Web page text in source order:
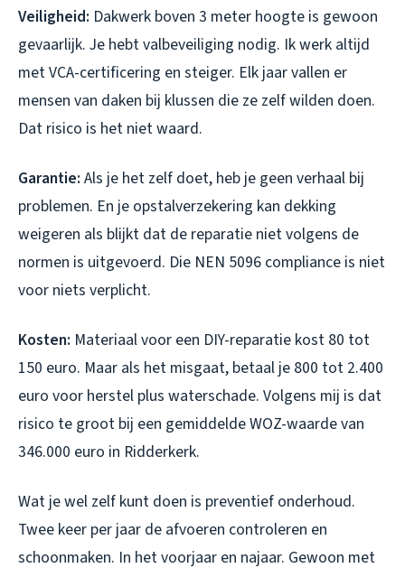
Veiligheid: Dakwerk boven 3 meter hoogte is gewoon
gevaarlijk. Je hebt valbeveiliging nodig. Ik werk altijd
met VCA-certificering en steiger. Elk jaar vallen er
mensen van daken bij klussen die ze zelf wilden doen.
Dat risico is het niet waard.
Garantie: Als je het zelf doet, heb je geen verhaal bij
problemen. En je opstalverzekering kan dekking
weigeren als blijkt dat de reparatie niet volgens de
normen is uitgevoerd. Die NEN 5096 compliance is niet
voor niets verplicht.
Kosten: Materiaal voor een DIY-reparatie kost 80 tot
150 euro. Maar als het misgaat, betaal je 800 tot 2.400
euro voor herstel plus waterschade. Volgens mij is dat
risico te groot bij een gemiddelde WOZ-waarde van
346.000 euro in Ridderkerk.
Wat je wel zelf kunt doen is preventief onderhoud.
Twee keer per jaar de afvoeren controleren en
schoonmaken. In het voorjaar en najaar. Gewoon met